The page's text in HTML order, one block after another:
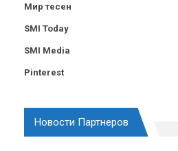
Мир тесен
SMI Today
SMI Media
Pinterest
Новости Партнеров